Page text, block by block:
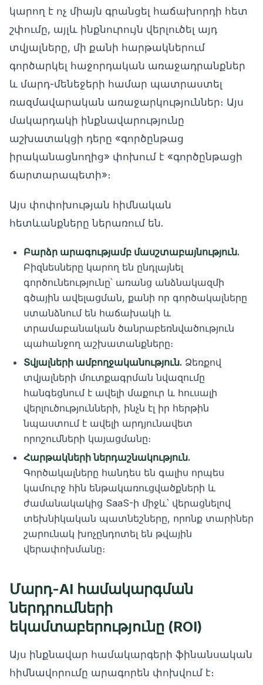
կարող է ոչ միայն գրանցել հաճախորդի հետ
շփումը, այլև ինքնուրույն վերլուծել այդ
տվյալները, մի քանի հարթակներում
գործարկել հաջորդական առաջադրանքներ
և մարդ-մենեջերի համար պատրաստել
ռազմավարական առաջարկություններ։ Այս
մակարդակի ինքնավարությունը
աշխատակցի դերը «գործընթաց
իրականացնողից» փոխում է «գործընթացի
ճարտարապետի»։
Այս փոփոխության հիմնական
հետևանքները ներառում են.
Բարձր արագությամբ մասշտաբայնություն.
Բիզնեսները կարող են ընդլայնել
գործունեությունը՝ առանց անձնակազմի
գծային ավելացման, քանի որ գործակալները
ստանձնում են հաճախակի և
տրամաբանական ծանրաբեռնվածություն
պահանջող աշխատանքները։
Տվյալների ամբողջականություն. Ձեռքով
տվյալների մուտքագրման նվազումը
հանգեցնում է ավելի մաքուր և հուսալի
վերլուծությունների, ինչն էլ իր հերթին
նպաստում է ավելի արդյունավետ
որոշումների կայացմանը։
Հարթակների ներդաշնակություն.
Գործակալները հանդես են գալիս որպես
կամուրջ հին ենթակառուցվածքների և
ժամանակակից SaaS-ի միջև՝ վերացնելով
տեխնիկական պատնեշները, որոնք տարիներ
շարունակ խոչընդոտել են թվային
վերափոխմանը։
Մարդ-AI համակարգման
ներդրումների
եկամտաբերությունը (ROI)
Այս ինքնավար համակարգերի ֆինանսական
հիմնավորումը արագորեն փոխվում է։